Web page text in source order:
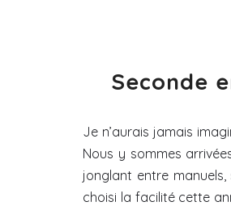
Seconde
Je n’aurais jamais
Nous y sommes
jonglant entre
choisi la facilité cette